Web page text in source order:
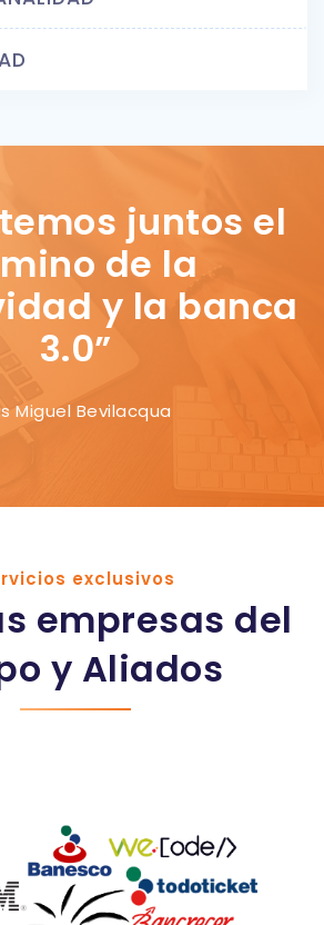
juntos el
de la
y la banca
3.0”
Miguel Bevilacqua
exclusivos
empresas del
y Aliados